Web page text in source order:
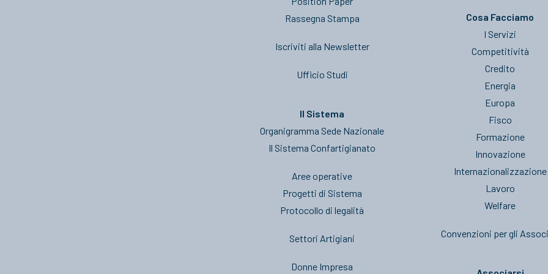
Rassegna Stampa
Iscriviti alla Newsletter
Ufficio Studi
Il Sistema
Organigramma Sede Nazionale
Il Sistema Confartigianato
Aree operative
Progetti di Sistema
Protocollo di legalità
Settori Artigiani
Donne Impresa
Cosa Facciamo
I Servizi
Competitività
Credito
Energia
Europa
Fisco
Formazione
Innovazione
Internazionalizzazione
Lavoro
Welfare
Convenzioni per gli